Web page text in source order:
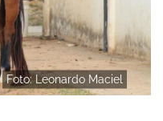
Foto: Leonardo Maciel